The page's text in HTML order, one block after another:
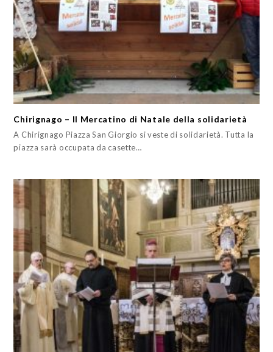
Chirignago – Il Mercatino di Natale della solidarietà
A Chirignago Piazza San Giorgio si veste di solidarietà. Tutta la
piazza sarà occupata da casette…